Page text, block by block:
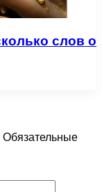
слов о
Обязательные